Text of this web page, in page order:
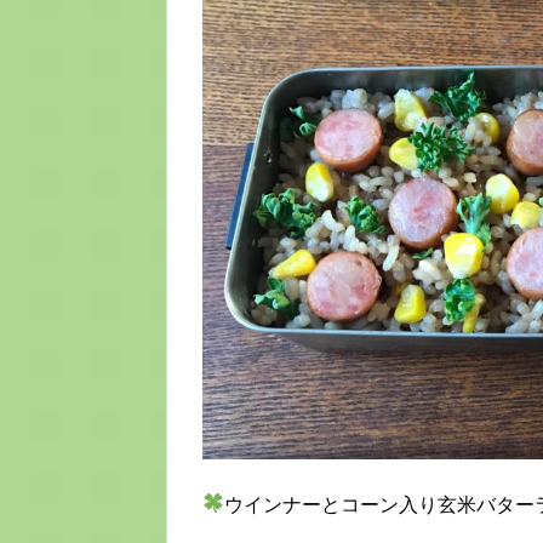
ウインナーとコーン入り玄米バター